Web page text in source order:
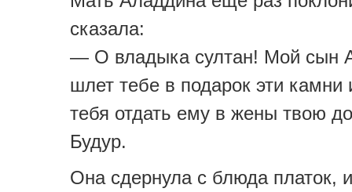
сказала:
— О владыка султан! Мой сын
шлет тебе в подарок эти камни
тебя отдать ему в жены твою
Будур.
Она сдернула с блюда платок,